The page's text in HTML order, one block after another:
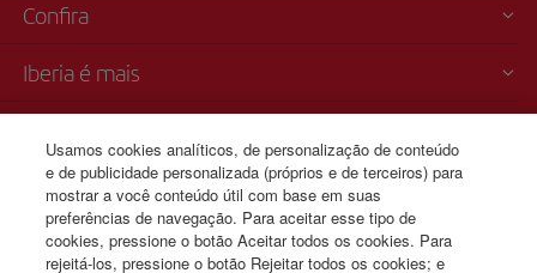
Confira
Iberia é mais
Venda telefónica
+351 211 205 451
De segunda a domingo 08:00 - 19:00 (portuguese). De segunda a
Usamos cookies analíticos, de personalização de conteúdo
e de publicidade personalizada (próprios e de terceiros) para
mostrar a você conteúdo útil com base em suas
preferências de navegação. Para aceitar esse tipo de
cookies, pressione o botão Aceitar todos os cookies. Para
rejeitá-los, pressione o botão Rejeitar todos os cookies; e